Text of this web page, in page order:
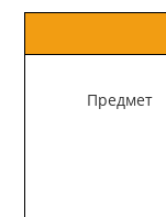
Предмет